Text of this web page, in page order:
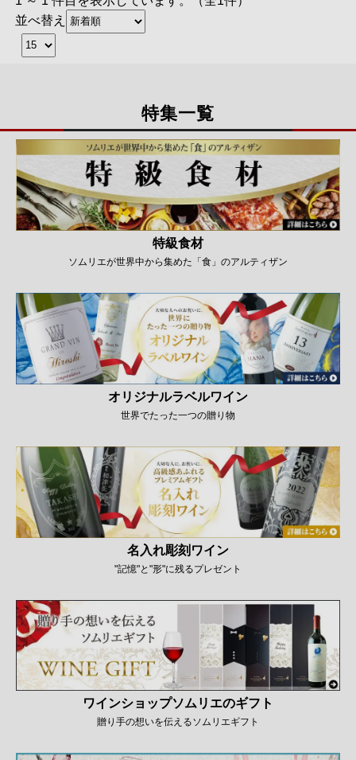
並べ替え
特集一覧
特級食材
ソムリエが世界中から集めた「食」のアルティザン
オリジナルラベルワイン
世界でたった一つの贈り物
名入れ彫刻ワイン
"記憶"と"形"に残るプレゼント
ワインショップソムリエのギフト
贈り手の想いを伝えるソムリエギフト